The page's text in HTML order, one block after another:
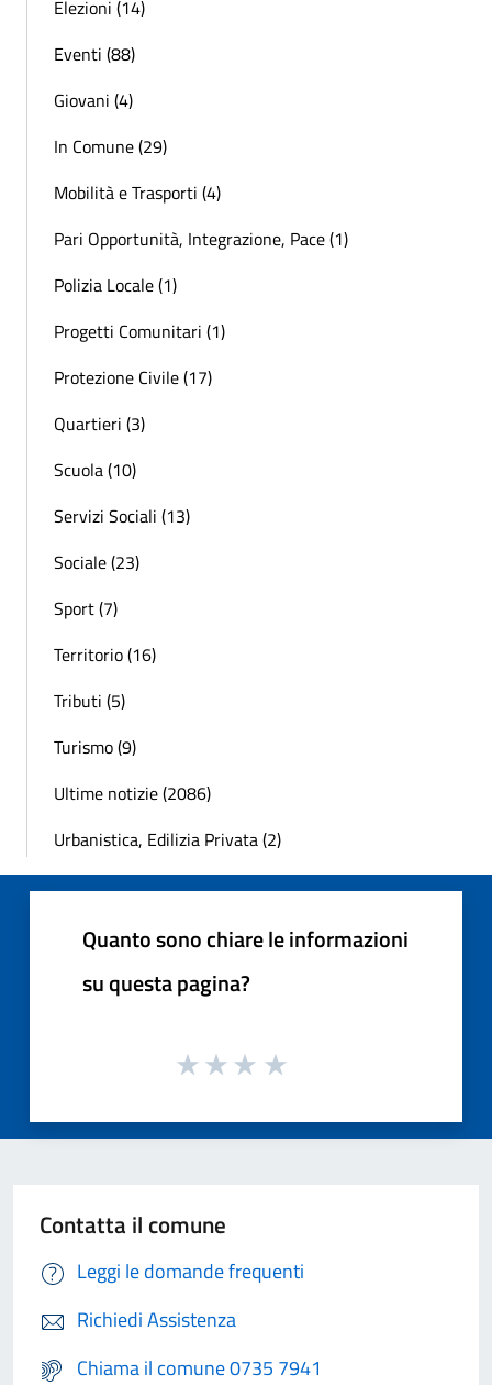
Elezioni (14)
Eventi (88)
Giovani (4)
In Comune (29)
Mobilità e Trasporti (4)
Pari Opportunità, Integrazione, Pace (1)
Polizia Locale (1)
Progetti Comunitari (1)
Protezione Civile (17)
Quartieri (3)
Scuola (10)
Servizi Sociali (13)
Sociale (23)
Sport (7)
Territorio (16)
Tributi (5)
Turismo (9)
Ultime notizie (2086)
Urbanistica, Edilizia Privata (2)
Quanto sono chiare le informazioni
su questa pagina?
Contatta il comune
Leggi le domande frequenti
Richiedi Assistenza
Chiama il comune 0735 7941